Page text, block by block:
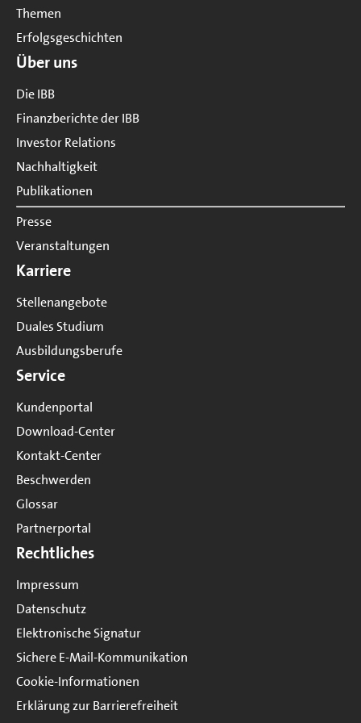
Themen
Erfolgsgeschichten
Über uns
Die IBB
Finanzberichte der IBB
Investor Relations
Nachhaltigkeit
Publikationen
Presse
Veranstaltungen
Karriere
Stellenangebote
Duales Studium
Ausbildungsberufe
Service
Kundenportal
Download-Center
Kontakt-Center
Beschwerden
Glossar
Partnerportal
Rechtliches
Impressum
Datenschutz
Elektronische Signatur
Sichere E-Mail-Kommunikation
Cookie-Informationen
Erklärung zur Barrierefreiheit